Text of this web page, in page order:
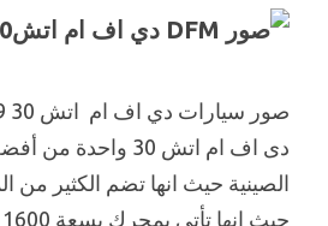
دى اف ام اتش 30
الصينية حيث انها تضم الكثير من